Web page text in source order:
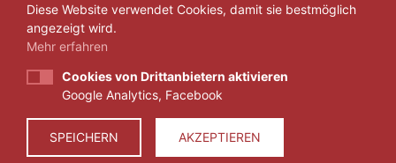
IMPRESSUM
DATENSCHUTZ
© 2026 ZEIT FÜR VERANTWORTUNG E.V.
Diese Website verwendet Cookies, damit sie bestmöglich
angezeigt wird.
Mehr erfahren
Cookies von Drittanbietern aktivieren
Google Analytics, Facebook
SPEICHERN AKZEPTIEREN